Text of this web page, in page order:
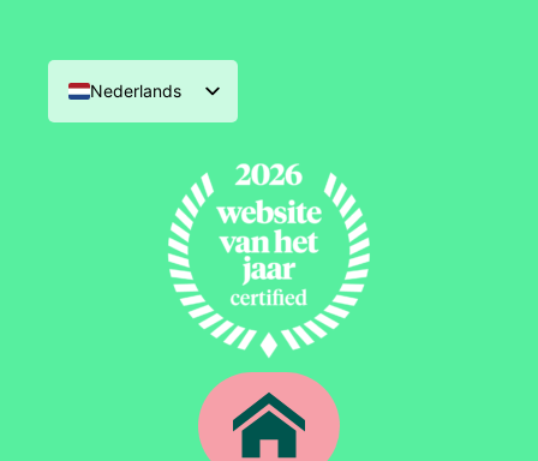
Nederlands
English (UK)